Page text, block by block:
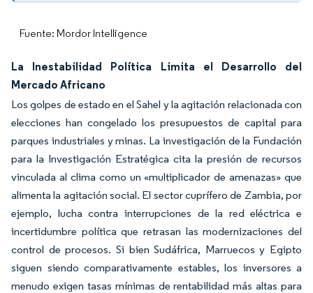
Fuente: Mordor Intelligence
La Inestabilidad Política Limita el Desarrollo del
Mercado Africano
Los golpes de estado en el Sahel y la agitación relacionada con
elecciones han congelado los presupuestos de capital para
parques industriales y minas. La investigación de la Fundación
para la Investigación Estratégica cita la presión de recursos
vinculada al clima como un «multiplicador de amenazas» que
alimenta la agitación social. El sector cuprífero de Zambia, por
ejemplo, lucha contra interrupciones de la red eléctrica e
incertidumbre política que retrasan las modernizaciones del
control de procesos. Si bien Sudáfrica, Marruecos y Egipto
siguen siendo comparativamente estables, los inversores a
menudo exigen tasas mínimas de rentabilidad más altas para